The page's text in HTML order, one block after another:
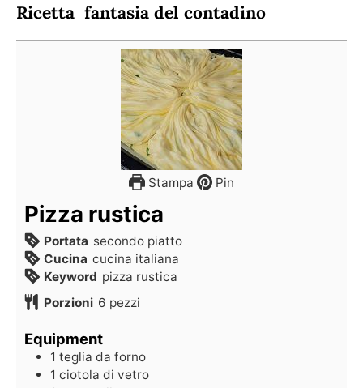
Ricetta fantasia del contadino
Stampa Pin
Pizza rustica
Portata secondo piatto
Cucina cucina italiana
Keyword pizza rustica
Porzioni 6 pezzi
Equipment
1 teglia da forno
1 ciotola di vetro